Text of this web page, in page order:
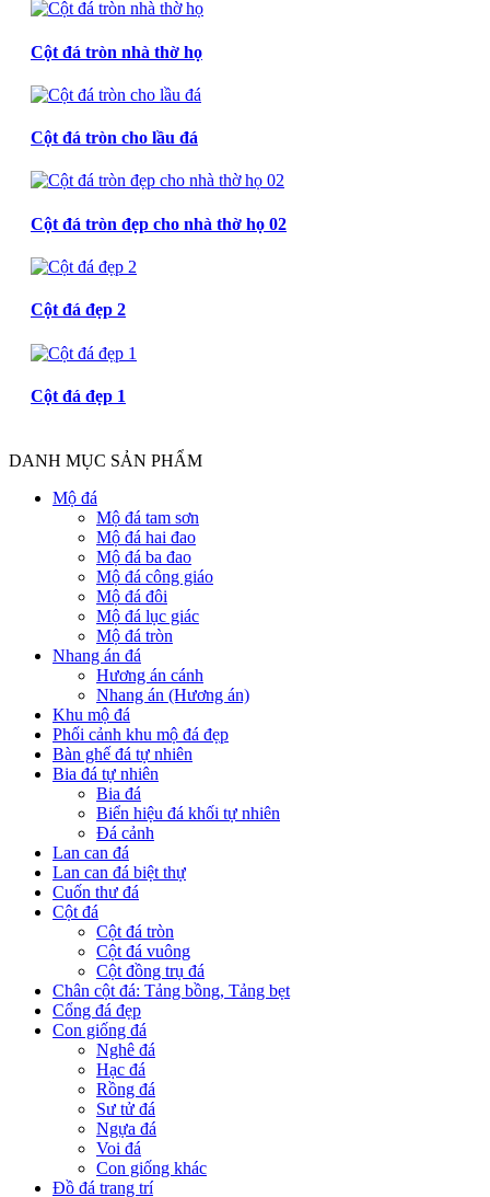
Cột đá tròn nhà thờ họ
Cột đá tròn cho lầu đá
Cột đá tròn đẹp cho nhà thờ họ 02
Cột đá đẹp 2
Cột đá đẹp 1
DANH MỤC SẢN PHẨM
Mộ đá
Mộ đá tam sơn
Mộ đá hai đao
Mộ đá ba đao
Mộ đá công giáo
Mộ đá đôi
Mộ đá lục giác
Mộ đá tròn
Nhang án đá
Hương án cánh
Nhang án (Hương án)
Khu mộ đá
Phối cảnh khu mộ đá đẹp
Bàn ghế đá tự nhiên
Bia đá tự nhiên
Bia đá
Biển hiệu đá khối tự nhiên
Đá cảnh
Lan can đá
Lan can đá biệt thự
Cuốn thư đá
Cột đá
Cột đá tròn
Cột đá vuông
Cột đồng trụ đá
Chân cột đá: Tảng bồng, Tảng bẹt
Cổng đá đẹp
Con giống đá
Nghê đá
Hạc đá
Rồng đá
Sư tử đá
Ngựa đá
Voi đá
Con giống khác
Đồ đá trang trí